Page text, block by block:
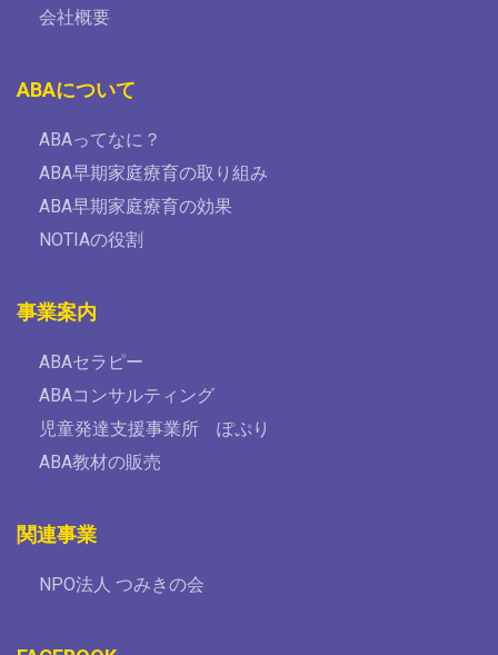
会社概要
ABAについて
ABAってなに？
ABA早期家庭療育の取り組み
ABA早期家庭療育の効果
NOTIAの役割
事業案内
ABAセラピー
ABAコンサルティング
児童発達支援事業所 ぽぷり
ABA教材の販売
関連事業
NPO法人 つみきの会